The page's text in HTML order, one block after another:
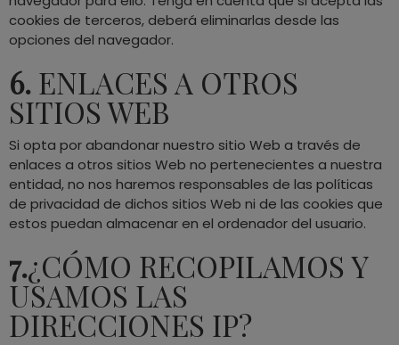
cookies de terceros, deberá eliminarlas desde las
opciones del navegador.
6. ENLACES A OTROS
SITIOS WEB
Si opta por abandonar nuestro sitio Web a través de
enlaces a otros sitios Web no pertenecientes a nuestra
entidad, no nos haremos responsables de las políticas
de privacidad de dichos sitios Web ni de las cookies que
estos puedan almacenar en el ordenador del usuario.
7.¿CÓMO RECOPILAMOS Y
USAMOS LAS
DIRECCIONES IP?